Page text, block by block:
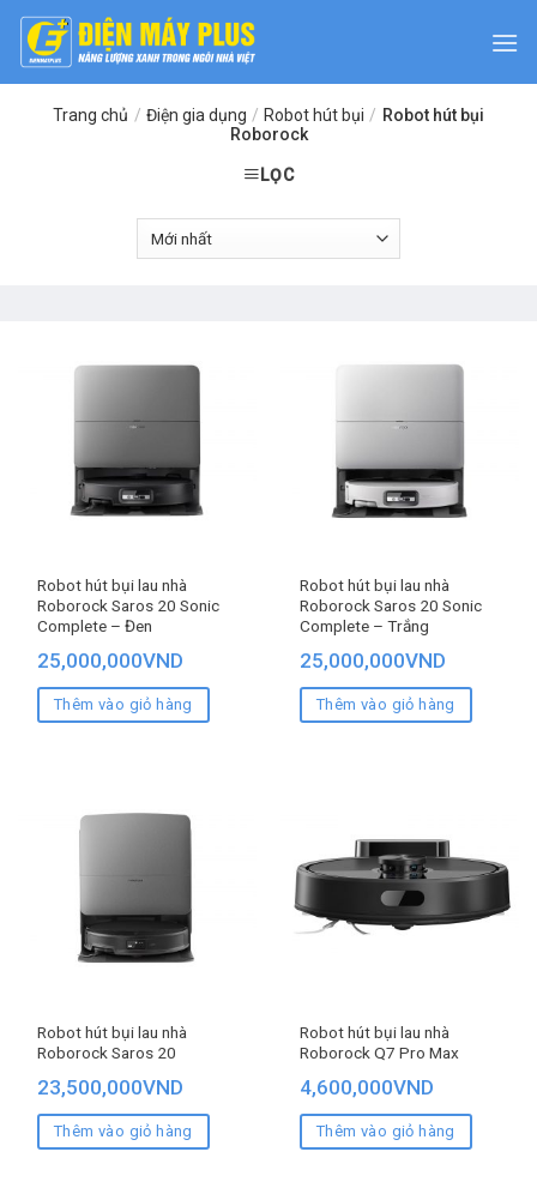
Skip
content
Trang chủ / Điện gia dụng / Robot hút bụi / Robot hút bụi
Roborock
LỌC
Robot hút bụi lau nhà
Roborock Saros 20 Sonic
Complete – Đen
25,000,000VND
Thêm vào giỏ hàng
Robot hút bụi lau nhà
Roborock Saros 20 Sonic
Complete – Trắng
25,000,000VND
Thêm vào giỏ hàng
Robot hút bụi lau nhà
Roborock Saros 20
23,500,000VND
Thêm vào giỏ hàng
Robot hút bụi lau nhà
Roborock Q7 Pro Max
4,600,000VND
Thêm vào giỏ hàng